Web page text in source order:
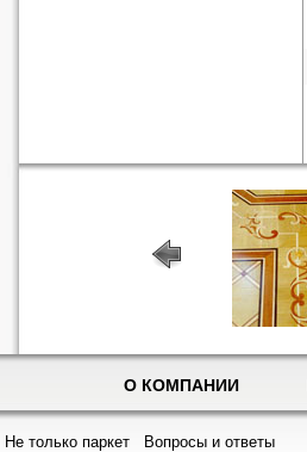
О КОМПАНИИ
Не только паркет Вопросы и ответы